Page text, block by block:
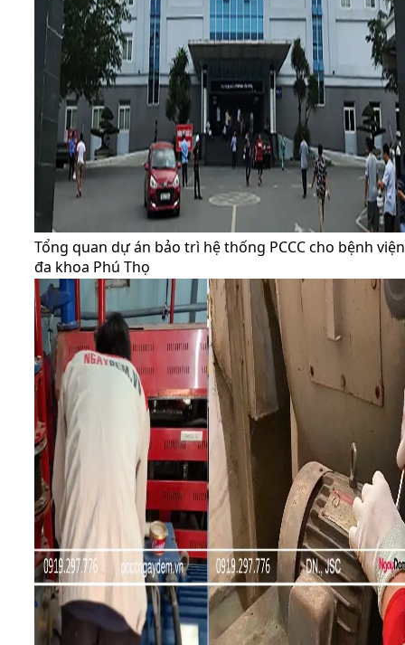
Tổng quan dự án bảo trì hệ thống PCCC cho bệnh viện
đa khoa Phú Thọ